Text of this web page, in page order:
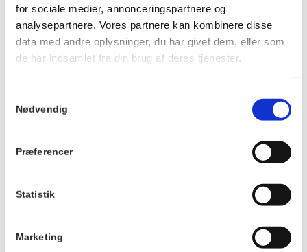
for sociale medier, annonceringspartnere og
analysepartnere. Vores partnere kan kombinere disse
data med andre oplysninger, du har givet dem, eller som
de har indsamlet fra din brug af deres tjenester.
Nødvendig
Præferencer
Statistik
Marketing
Vi kan ikke tilpasse maden eller garantere veganske, mælkefri
eller glutenfri muligheder.
Der tages forbehold for ændringer i menuen.
Du kan se menuen HER.
Info
13. juni 2026
19:00 - 21:00
Fællesspisning